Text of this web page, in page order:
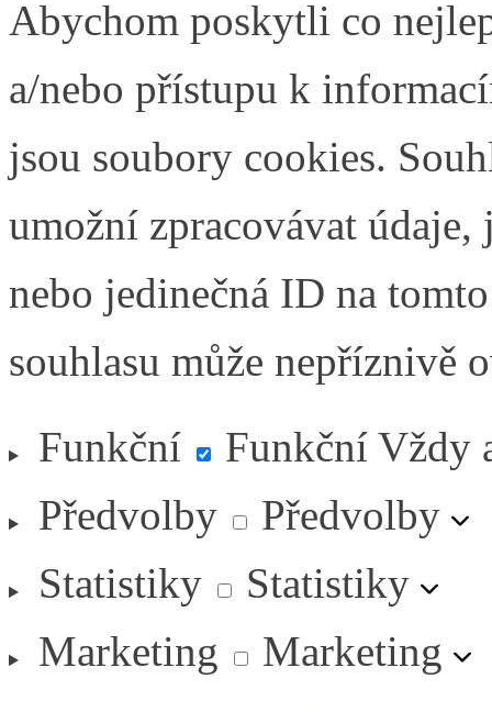
Abychom poskytli co
a/nebo přístupu k
jsou soubory cookies.
umožní zpracovávat
nebo jedinečná ID na
souhlasu může nepříznivě
Funkční
Funkční Vždy
Předvolby
Předvolby
Statistiky
Statistiky
Marketing
Marketing